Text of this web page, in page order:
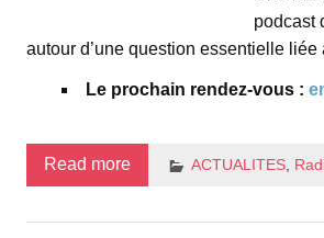
podcast
autour d’une question essentielle liée
Le prochain rendez-vous :
Read more ACTUALITES,